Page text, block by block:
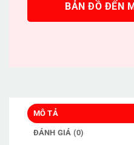
BẢN ĐỒ ĐẾN
MÔ TẢ
ĐÁNH GIÁ (0)